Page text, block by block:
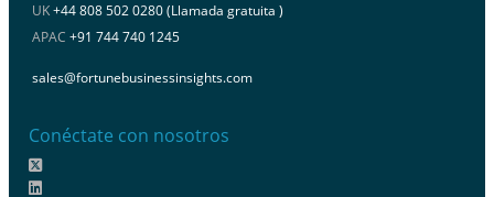
UK+44 808 502 0280 (Llamada gratuita )
APAC +91 744 740 1245
sales@fortunebusinessinsights.com
Conéctate con nosotros